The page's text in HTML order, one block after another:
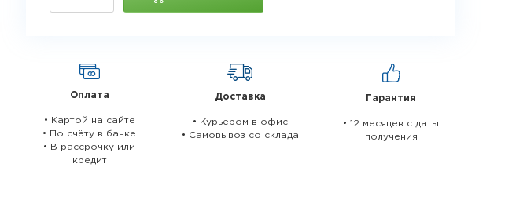
Оплата
• Картой на сайте
• По счёту в банке
• В рассрочку или
кредит
Доставка
• Курьером в офис
• Самовывоз со склада
Гарантия
• 12 месяцев c даты
получения